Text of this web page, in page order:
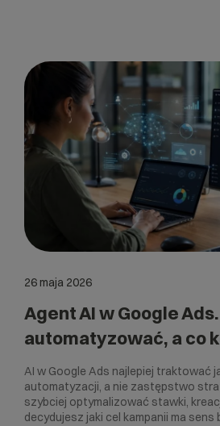
26 maja 2026
Agent AI w Google
automatyzować, a co
AI w Google Ads najlepiej traktować
automatyzacji, a nie zastępstwo
szybciej optymalizować stawki,
decydujesz jaki cel kampanii ma sens